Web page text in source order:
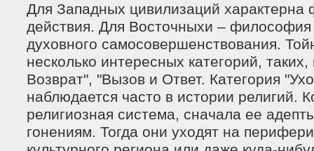
Для Западных цивилизаций
действия. Для Восточныхи – философия
духовного самосовершенствования.
несколько интересных категорий, таких,
Возврат", "Вызов и Ответ. Категория
наблюдается часто в истории религий.
религиозная система, сначала ее
гонениям. Тогда они уходят на